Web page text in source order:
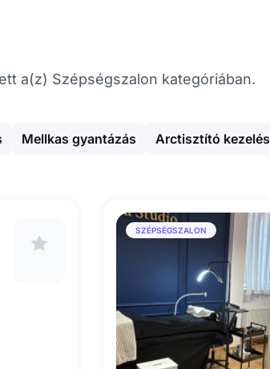
a(z) Szépségszalon kategóriában.
Mellkas gyantázás Arctisztító kezelés
SZÉPSÉGSZALON